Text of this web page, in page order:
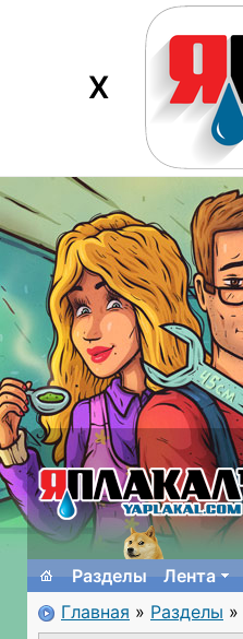
X
Разделы
Лента
Главная » Разделы »